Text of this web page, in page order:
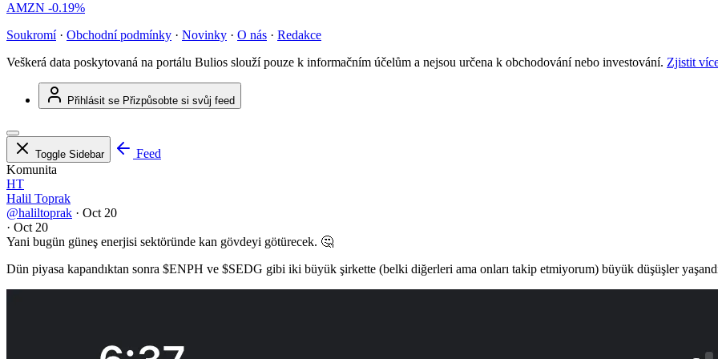
AMZN -0.19%
Soukromí · Obchodní podmínky · Novinky · O nás · Redakce
Veškerá data poskytovaná na portálu Bulios slouží pouze k informačním účelům a nejsou určena k obchodování nebo investování. Zjistit
Přihlásit se Přizpůsobte si svůj feed
Toggle Sidebar
Feed
Komunita
HT
Halil Toprak
@haliltoprak · Oct 20
· Oct 20
Yani bugün güneş enerjisi sektöründe kan gövdeyi götürecek. 🤔
Dün piyasa kapandıktan sonra $ENPH ve $SEDG gibi iki büyük şirkette (belki diğerleri ama onları takip etmiyorum) büyük düşüşler